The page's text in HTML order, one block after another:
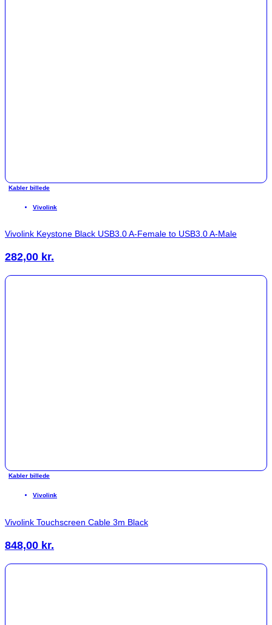
Kabler billede
Vivolink
Vivolink Keystone Black USB3.0 A-Female to USB3.0 A-Male
282,00 kr.
Kabler billede
Vivolink
Vivolink Touchscreen Cable 3m Black
848,00 kr.